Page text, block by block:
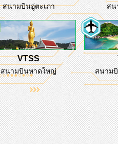
สนามบินอู่ตะเภา สน
VTSS
สนามบินหาดใหญ่ สนาม